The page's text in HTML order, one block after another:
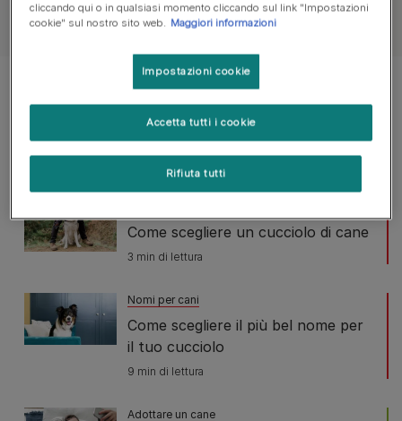
Vedi tutti i consigli trovare un nuovo pet
Stai visualizzando 3 di 39 risultati
Articoli di tendenza
Come scegliere un cucciolo di cane
3 min di lettura
Nomi per cani
Come scegliere il più bel nome per
il tuo cucciolo
9 min di lettura
Adottare un cane
cliccando qui o in qualsiasi momento cliccando sul link "Impostazioni
cookie" sul nostro sito web. Maggiori informazioni
Impostazioni cookie
Rifiuta tutti
Accetta tutti i cookie